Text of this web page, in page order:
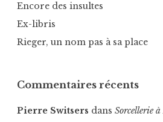
Encore des insultes
Ex-libris
Rieger, un nom pas à sa place
Commentaires récents
Pierre Switsers dans Sorcellerie